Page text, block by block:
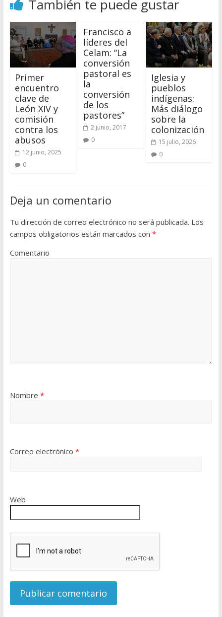
También te puede gustar
Primer
encuentro
clave de
León XIV y
comisión
contra los
abusos
12 junio, 2025
0
Francisco a
líderes del
Celam: “La
conversión
pastoral es
la
conversión
de los
pastores”
2 junio, 2017
0
Iglesia y
pueblos
indígenas:
Más diálogo
sobre la
colonización
15 julio, 2026
0
Deja un comentario
Tu dirección de correo electrónico no será publicada. Los
campos obligatorios están marcados con *
Comentario
Nombre *
Correo electrónico *
Web